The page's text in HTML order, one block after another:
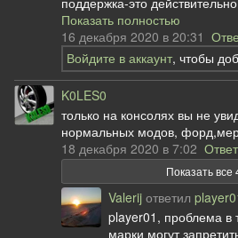
Показать полностью
16 декабря 2020 в 20:31
Войдите в аккаунт, чтобы
K0LES0
только на консолях вы не
нормальных модов,
18 декабря 2020 в 7:02
Показать все
Valerij ответил
player01, проблема в
марки могут